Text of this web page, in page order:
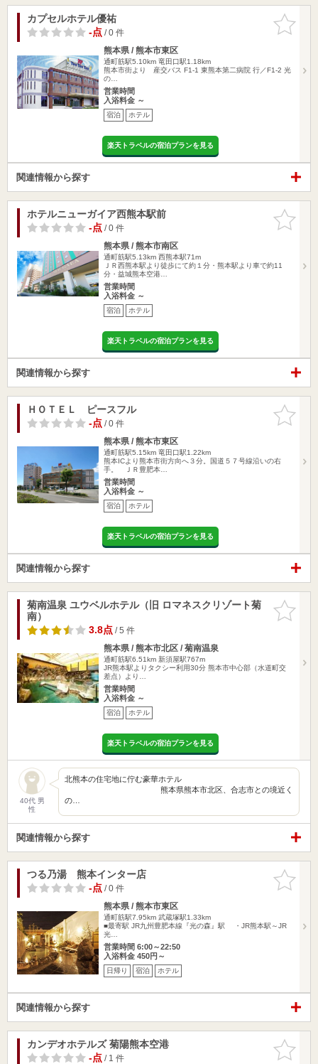
お気に入
りに追加
カプセルホテル優祐
-点/ 0 件
熊本県 / 熊本市東区
通町筋駅5.10km 竜田口駅1.18km
熊本市街より 産交バス F1-1 東熊本第二病院 行／F1-2 光
の…
営業時間
入浴料金 ～
宿泊 ホテル
楽天トラベルの宿泊プランを見る
関連情報から探す
お気に入
りに追加
ホテルニューガイア西熊本駅前
-点/ 0 件
熊本県 / 熊本市南区
通町筋駅5.13km 西熊本駅71m
ＪＲ西熊本駅より徒歩にて約１分・熊本駅より車で約11
分・益城熊本空港…
営業時間
入浴料金 ～
宿泊 ホテル
楽天トラベルの宿泊プランを見る
関連情報から探す
お気に入
りに追加
ＨＯＴＥＬ ピースフル
-点/ 0 件
熊本県 / 熊本市東区
通町筋駅5.15km 竜田口駅1.22km
熊本ICより熊本市街方向へ３分。国道５７号線沿いの右
手。 ＪＲ豊肥本…
営業時間
入浴料金 ～
宿泊 ホテル
楽天トラベルの宿泊プランを見る
関連情報から探す
お気に入
りに追加
菊南温泉 ユウベルホテル（旧 ロマネスクリゾート菊
南）
3.8点/ 5 件
熊本県 / 熊本市北区 / 菊南温泉
通町筋駅6.51km 新須屋駅767m
JR熊本駅よりタクシー利用30分 熊本市中心部（水道町交
差点）より…
営業時間
入浴料金 ～
宿泊 ホテル
楽天トラベルの宿泊プランを見る
40代 男
性
北熊本の住宅地に佇む豪華ホテル
熊本県熊本市北区、合志市との境近く
の…
関連情報から探す
お気に入
りに追加
つる乃湯 熊本インター店
-点/ 0 件
熊本県 / 熊本市東区
通町筋駅7.95km 武蔵塚駅1.33km
■最寄駅 JR九州豊肥本線『光の森』駅 ・JR熊本駅～JR
光…
営業時間 6:00～22:50
入浴料金 450円～
日帰り 宿泊 ホテル
関連情報から探す
お気に入
りに追加
カンデオホテルズ 菊陽熊本空港
-点/ 1 件